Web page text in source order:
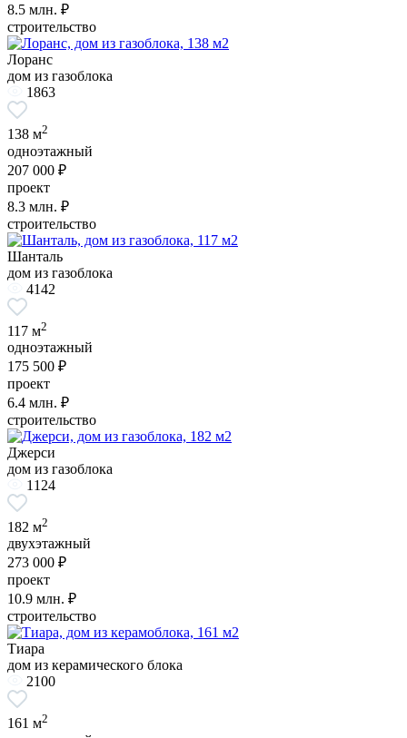
8.5 млн. ₽
строительство
Лоранс
дом из газоблока
1863
138 м2
одноэтажный
207 000 ₽
проект
8.3 млн. ₽
строительство
Шанталь
дом из газоблока
4142
117 м2
одноэтажный
175 500 ₽
проект
6.4 млн. ₽
строительство
Джерси
дом из газоблока
1124
182 м2
двухэтажный
273 000 ₽
проект
10.9 млн. ₽
строительство
Тиара
дом из керамического блока
2100
161 м2